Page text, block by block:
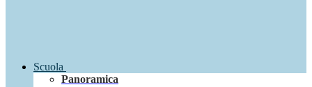
Scuola
Panoramica